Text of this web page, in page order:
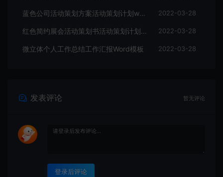
蓝色公司活动策划方案活动策划计划word模板 2022-03-28
红色简约展会活动策划书活动策划计划word模板 2022-03-28
微立体个人工作总结工作汇报Word模板 2022-03-28
发表评论 暂无评论
登录后评论